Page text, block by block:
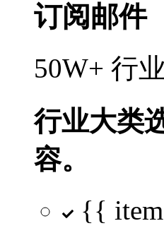
订阅邮件
50W+ 行
行业大类
容。
{{